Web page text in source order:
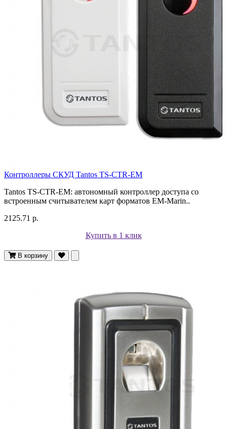
Контроллеры СКУД Tantos TS-CTR-EM
Tantos TS-CTR-EM: автономный контроллер доступа со
встроенным считывателем карт форматов EM-Marin..
2125.71 р.
Купить в 1 клик
В корзину